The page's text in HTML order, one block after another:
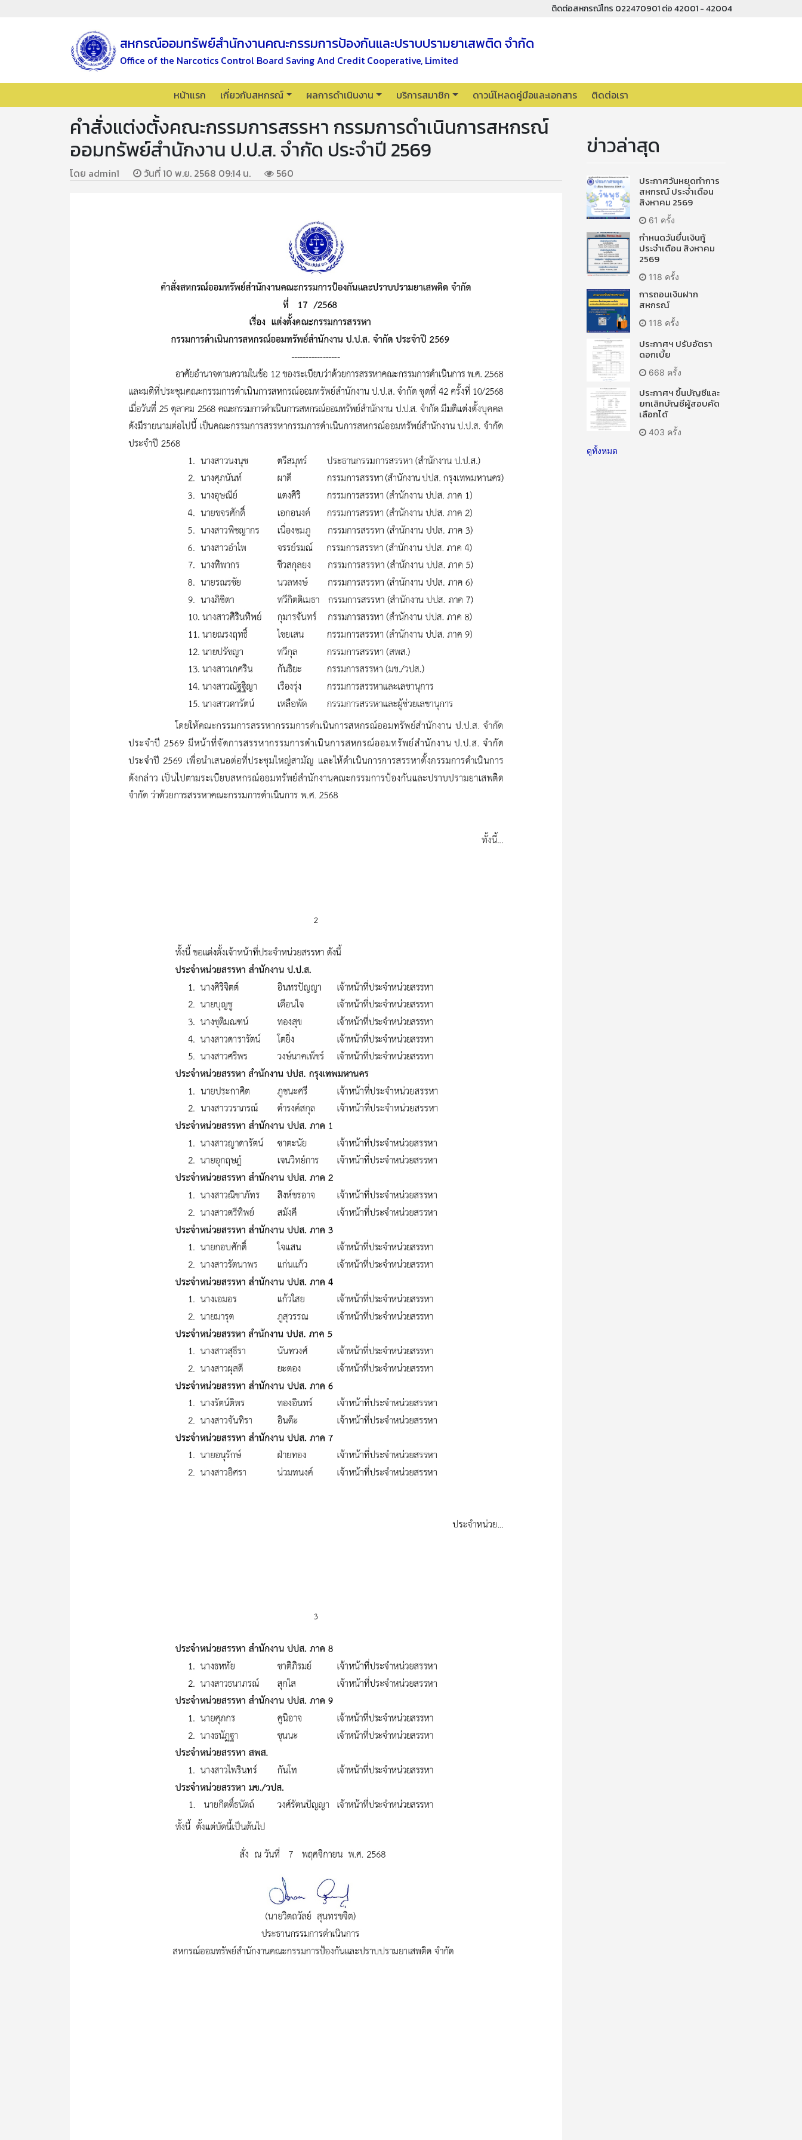
ติดต่อสหกรณ์โทร 022470901 ต่อ 42001 - 42004
สหกรณ์ออมทรัพย์สำนักงานคณะกรรมการป้องกันและปราบปรามยาเสพติด จำกัด
Office of the Narcotics Control Board Saving And Credit Cooperative, Limited
หน้าแรก เกี่ยวกับสหกรณ์ ผลการดำเนินงาน บริการสมาชิก ดาวน์โหลดคู่มือและเอกสาร ติดต่อเรา
คำสั่งแต่งตั้งคณะกรรมการสรรหา กรรมการดำเนินการสหกรณ์
ออมทรัพย์สำนักงาน ป.ป.ส. จำกัด ประจำปี 2569
โดย admin1 วันที่ 10 พ.ย. 2568 09:14 น. 560
ข่าวล่าสุด
ประกาศวันหยุดทำการ
สหกรณ์ ประจำเดือน
สิงหาคม 2569
61 ครั้ง
กำหนดวันยื่นเงินกู้
ประจำเดือน สิงหาคม
2569
118 ครั้ง
การถอนเงินฝาก
สหกรณ์
118 ครั้ง
ประกาศฯ ปรับอัตรา
ดอกเบี้ย
668 ครั้ง
ประกาศฯ ขึ้นบัญชีและ
ยกเลิกบัญชีผู้สอบคัด
เลือกได้
403 ครั้ง
ดูทั้งหมด